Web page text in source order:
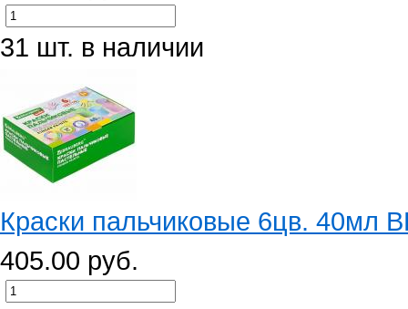
31 шт. в наличии
Краски пальчиковые 6цв. 40мл
405.00 руб.